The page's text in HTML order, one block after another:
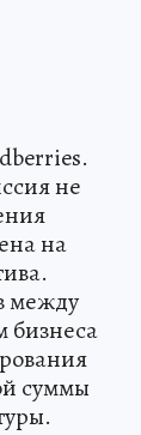
не
на
между
бизнеса
суммы